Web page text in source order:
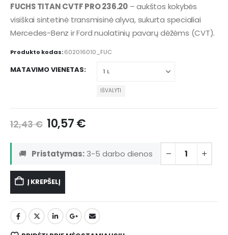
FUCHS TITAN CVTF PRO 236.20– aukštos kokybės
visiškai sintetinė transmisinė alyva, sukurta specialiai
Mercedes-Benz ir Ford nuolatinių pavarų dėžėms (CVT).
Produkto kodas:602016010_FUC
MATAVIMO VIENETAS
IŠVALYTI
12,43€ 10,57€
🚚 Pristatymas: 3-5 darbo dienos
Į KREPŠELĮ